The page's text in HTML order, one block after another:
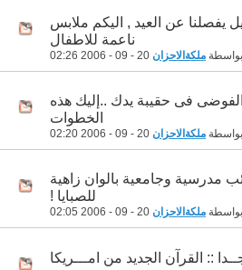
يفصلنا عن العيد , اليكم ملابس
ناعمة للاطفال
ملكةالاحزان 02:26
فى حقيبة يدك ..إليك هذه
الخطوات
ملكةالاحزان 02:20
مدرسية وجامعية بالوان زاهية
للصبايا !
ملكةالاحزان 02:05
:: القرآن الجديد من امـــريكا